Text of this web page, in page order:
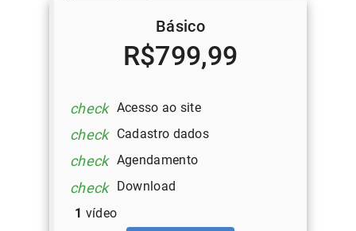
Básico
R$799,99
check Acesso ao site
check Cadastro dados
check Agendamento
check
Download
1 vídeo